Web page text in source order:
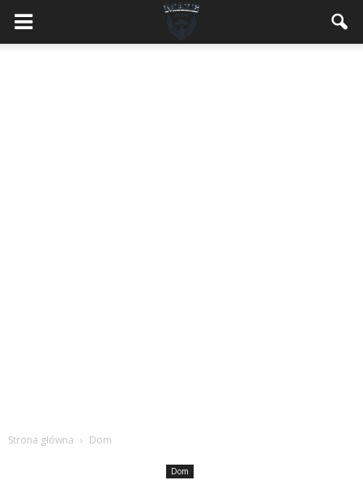
MaleMEN.pl
Strona główna Dom
Dom